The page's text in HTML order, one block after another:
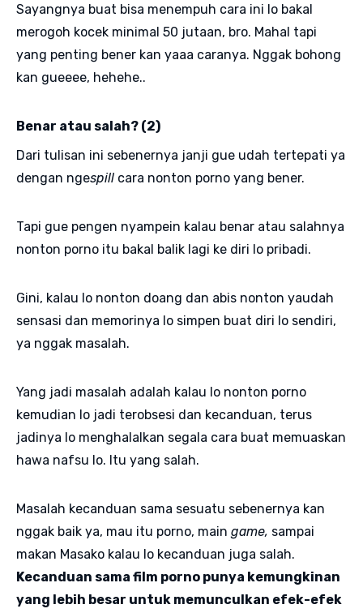
Sayangnya buat bisa menempuh cara ini lo bakal
merogoh kocek minimal 50 jutaan, bro. Mahal tapi
yang penting bener kan yaaa caranya. Nggak bohong
kan gueeee, hehehe..
Benar atau salah? (2)
Dari tulisan ini sebenernya janji gue udah tertepati ya
dengan ngespill cara nonton porno yang bener.
Tapi gue pengen nyampein kalau benar atau salahnya
nonton porno itu bakal balik lagi ke diri lo pribadi.
Gini, kalau lo nonton doang dan abis nonton yaudah
sensasi dan memorinya lo simpen buat diri lo sendiri,
ya nggak masalah.
Yang jadi masalah adalah kalau lo nonton porno
kemudian lo jadi terobsesi dan kecanduan, terus
jadinya lo menghalalkan segala cara buat memuaskan
hawa nafsu lo. Itu yang salah.
Masalah kecanduan sama sesuatu sebenernya kan
nggak baik ya, mau itu porno, main game, sampai
makan Masako kalau lo kecanduan juga salah.
Kecanduan sama film porno punya kemungkinan
yang lebih besar untuk memunculkan efek-efek